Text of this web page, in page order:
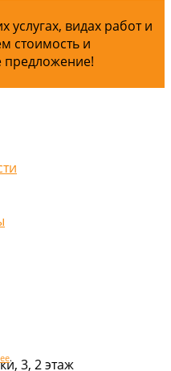
.
видах работ и
стоимость и
предложение!
3, 2 этаж